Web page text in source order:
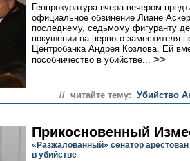
Генпрокуратура вчера вечером
официальное обвинение Лиане
последнему, седьмому фигуранту
покушении на первого заместителя
Центробанка Андрея Козлова. Ей
пособничество в убийстве... >>
// читайте тему: Убийство
Прикосновенный
«Разжалованный» сенатор
в убийстве